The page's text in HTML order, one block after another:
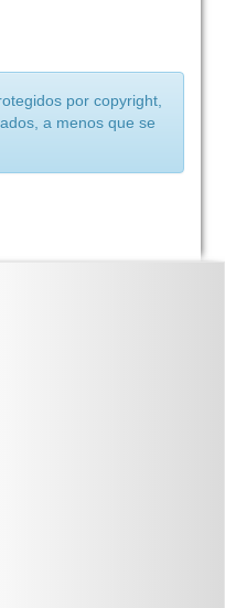
por copyright,
a menos que se